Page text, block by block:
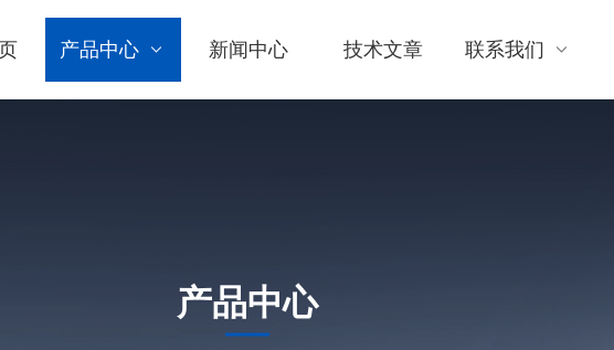
产品中心 新闻中心 技术文章 联系我们
产品中心